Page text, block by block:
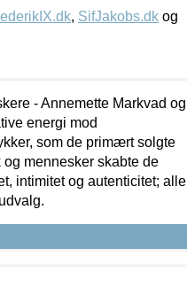
, SifJakobs.dk og
- Annemette Markvad og
energi mod
som de primært solgte
mennesker skabte de
intimitet og autenticitet; alle